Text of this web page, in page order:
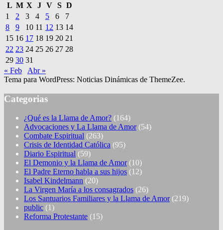
L M X J V S D
1
2 3 4 5 6
7
8
9 10 11 12 13 14
15 16 17 18 19 20 21
22 23 24 25 26 27 28
29 30 31
« Feb
Abr »
Tema para WordPress: Noticias Dinámicas de ThemeZee.
Categorias
¿Qué es la Llama de Amor? (164)
Advocaciones y La Llama de Amor(54)
Combate Espiritual (263)
Crisis de Identidad Católica (95)
Diario Espiritual (59)
El Demonio y la Llama de Amor(10)
El Padre Eterno habla a sus hijos (12)
Isabel Kindelmann (20)
La Virgen María a los consagrados (26)
Los Santuarios Familiares y la Llama de Amor(219)
public (1)
Reforma Protestante (15)